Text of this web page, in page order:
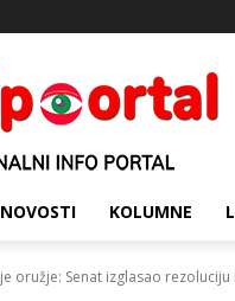
NOVOSTI KOLUMNE
oružje: Senat izglasao